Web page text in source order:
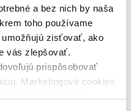
a bez nich by naša
toho používame
zisťovať, ako
vás zlepšovať.
prispôsobovať
Marketingové cookies
čítaná - výborný stav
(0 titulov)čítaná - mierne
kníh (0 titulov)čítané verzie